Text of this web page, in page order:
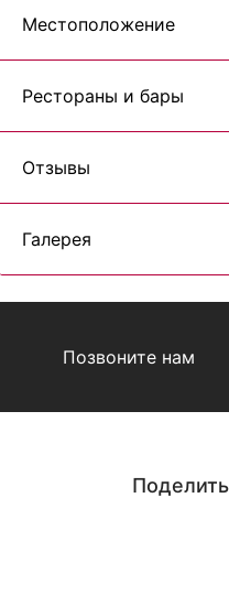
Местоположение
Рестораны и бары
Отзывы
Галерея
Позвоните нам